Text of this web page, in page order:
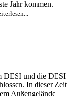
Jahr kommen.
DESI und die DESI
In dieser Zeit
Außengelände